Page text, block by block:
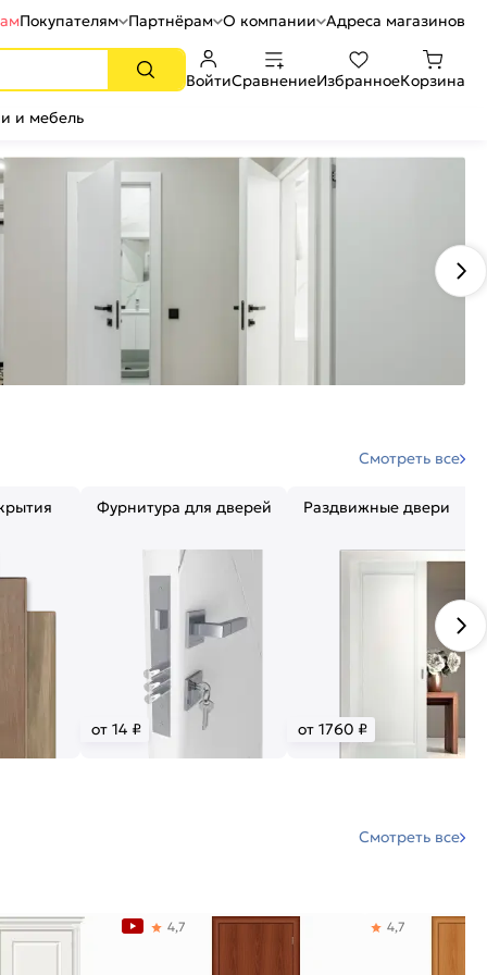
Покупателям Партнёрам О компании Адреса магазинов
ВойтиСравнениеИзбранноеКорзина
и мебель
Смотреть все
Фурнитура для дверей
от 14 ₽
Раздвижные двери
от 1760 ₽
Смотреть все
4,7 4,7